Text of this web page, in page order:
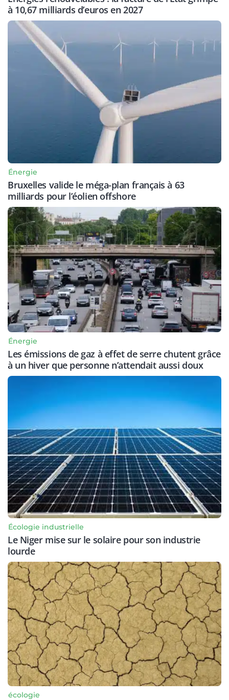
à 10,67 milliards d’euros en 2027
Énergie
Bruxelles valide le méga-plan français à 63
milliards pour l’éolien offshore
Énergie
Les émissions de gaz à effet de serre chutent grâce
à un hiver que personne n’attendait aussi doux
Écologie industrielle
Le Niger mise sur le solaire pour son industrie
lourde
écologie